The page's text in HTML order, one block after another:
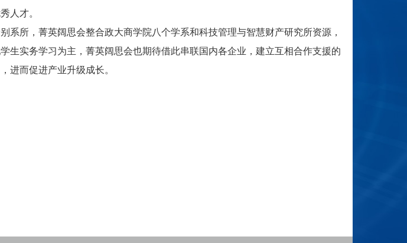
人才。
所，菁英阔思会整合政大商学院八个学系和科技管理与智慧财产研究所资源，
生实务学习为主，菁英阔思会也期待借此串联国内各企业，建立互相合作支援的
进而促进产业升级成长。